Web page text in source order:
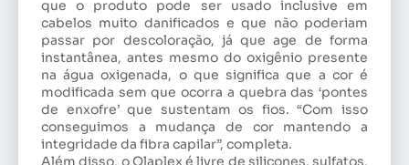
que o produto pode ser usado inclusive em
cabelos muito danificados e que não poderiam
passar por descoloração, já que age de forma
instantânea, antes mesmo do oxigênio presente
na água oxigenada, o que significa que a cor é
modificada sem que ocorra a quebra das ‘pontes
de enxofre’ que sustentam os fios. “Com isso
conseguimos a mudança de cor mantendo a
integridade da fibra capilar”, completa.
Além disso, o Olaplex é livre de silicones, sulfatos,